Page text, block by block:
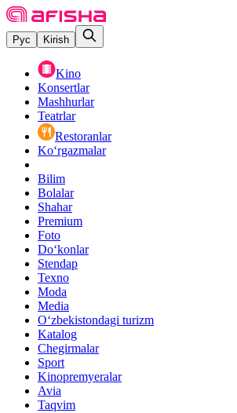
Рус Kirish
Kino
Konsertlar
Mashhurlar
Teatrlar
Restoranlar
Ko‘rgazmalar
Bilim
Bolalar
Shahar
Premium
Foto
Do‘konlar
Stendap
Texno
Moda
Media
O‘zbekistondagi turizm
Katalog
Chegirmalar
Sport
Kinopremyeralar
Avia
Taqvim